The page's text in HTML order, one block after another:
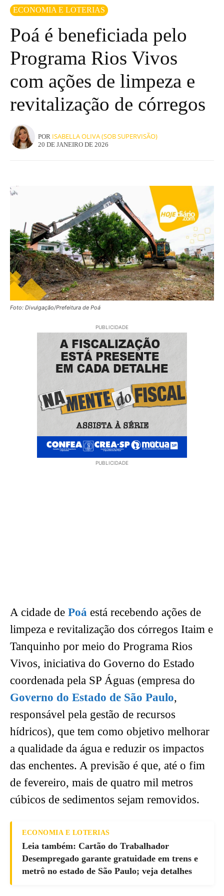
ECONOMIA E LOTERIAS
Poá é beneficiada pelo
Programa Rios Vivos
com ações de limpeza e
revitalização de córregos
POR ISABELLA OLIVA (SOB SUPERVISÃO)
20 DE JANEIRO DE 2026
Foto: Divulgação/Prefeitura de Poá
PUBLICIDADE
PUBLICIDADE
A cidade de Poá está recebendo ações de
limpeza e revitalização dos córregos Itaim e
Tanquinho por meio do Programa Rios
Vivos, iniciativa do Governo do Estado
coordenada pela SP Águas (empresa do
Governo do Estado de São Paulo,
responsável pela gestão de recursos
hídricos), que tem como objetivo melhorar
a qualidade da água e reduzir os impactos
das enchentes. A previsão é que, até o fim
de fevereiro, mais de quatro mil metros
cúbicos de sedimentos sejam removidos.
ECONOMIA E LOTERIAS
Leia também: Cartão do Trabalhador
Desempregado garante gratuidade em trens e
metrô no estado de São Paulo; veja detalhes